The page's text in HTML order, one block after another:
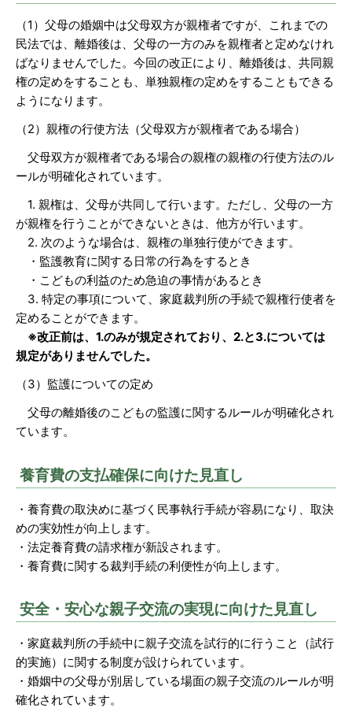
（1）父母の婚姻中は父母双方が親権者ですが、これまでの
民法では、離婚後は、父母の一方のみを親権者と定めなけれ
ばなりませんでした。今回の改正により、離婚後は、共同親
権の定めをすることも、単独親権の定めをすることもできる
ようになります。
（2）親権の行使方法（父母双方が親権者である場合）
父母双方が親権者である場合の親権の親権の行使方法のル
ールが明確化されています。
1. 親権は、父母が共同して行います。ただし、父母の一方
が親権を行うことができないときは、他方が行います。
2. 次のような場合は、親権の単独行使ができます。
・監護教育に関する日常の行為をするとき
・こどもの利益のため急迫の事情があるとき
3. 特定の事項について、家庭裁判所の手続で親権行使者を
定めることができます。
※改正前は、1.のみが規定されており、2.と3.については
規定がありませんでした。
（3）監護についての定め
父母の離婚後のこどもの監護に関するルールが明確化され
ています。
養育費の支払確保に向けた見直し
・養育費の取決めに基づく民事執行手続が容易になり、取決
めの実効性が向上します。
・法定養育費の請求権が新設されます。
・養育費に関する裁判手続の利便性が向上します。
安全・安心な親子交流の実現に向けた見直し
・家庭裁判所の手続中に親子交流を試行的に行うこと（試行
的実施）に関する制度が設けられています。
・婚姻中の父母が別居している場面の親子交流のルールが明
確化されています。